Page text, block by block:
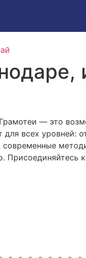
— это
для всех
современные